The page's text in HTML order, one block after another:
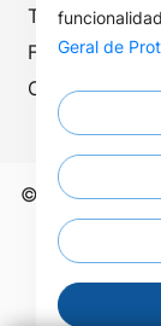
Telefones
Fale com a
Ouvidoria |
©2026 -
Geral de